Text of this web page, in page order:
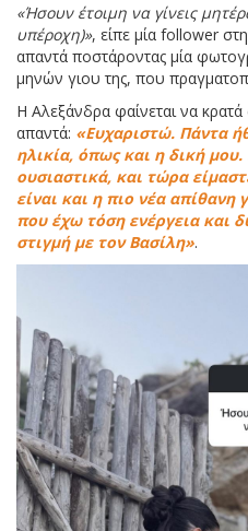
«Ήσουν έτοιμη να γίνεις
υπέροχη)», είπε μία follower
απαντά ποστάροντας μία
μηνών γιου της, που
Η Αλεξάνδρα φαίνεται να
απαντά: «Ευχαριστώ. Πάντα
ηλικία, όπως και η δική
ουσιαστικά, και τώρα
είναι και η πιο νέα
που έχω τόση ενέργεια και
στιγμή με τον Βασίλη».